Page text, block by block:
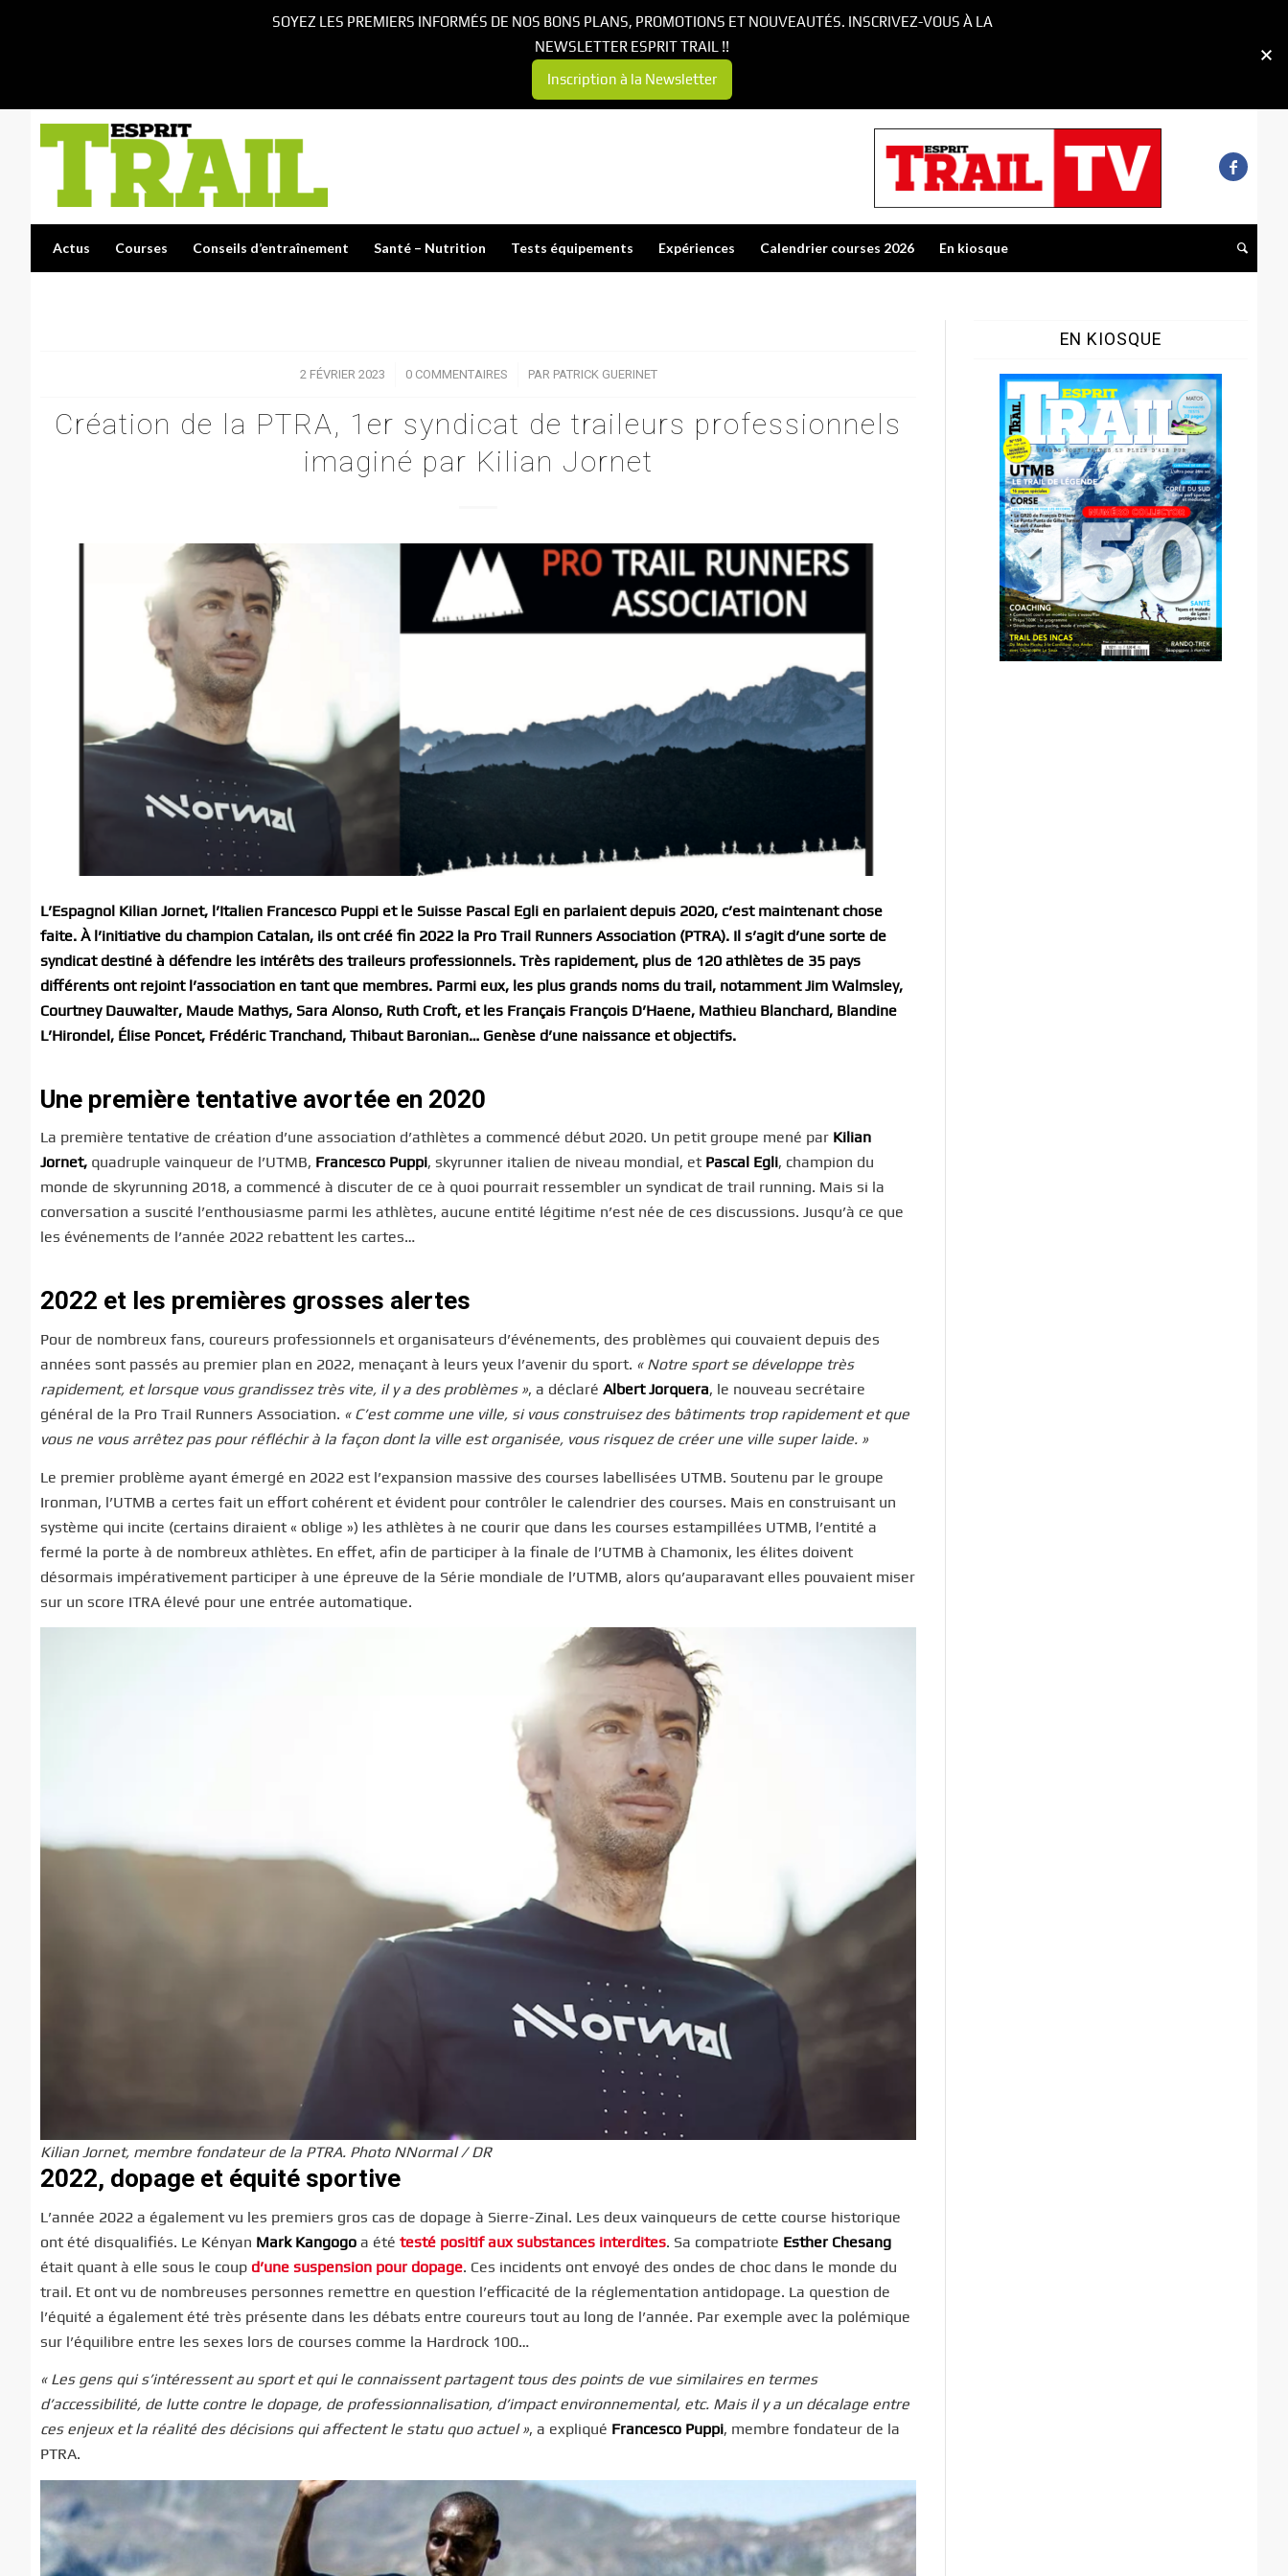
Actus Courses Conseils d’entraînement Santé – Nutrition Tests équipements Expériences Calendrier courses 2026 En kiosque
2 FÉVRIER 2023
/ 0 COMMENTAIRES
/ PAR PATRICK GUERINET
Création de la PTRA, 1er syndicat de traileurs professionnels
imaginé par Kilian Jornet
L’Espagnol Kilian Jornet, l’Italien Francesco Puppi et le Suisse Pascal Egli en parlaient depuis 2020, c’est maintenant chose
faite. À l’initiative du champion Catalan, ils ont créé fin 2022 la Pro Trail Runners Association (PTRA). Il s’agit d’une sorte de
syndicat destiné à défendre les intérêts des traileurs professionnels. Très rapidement, plus de 120 athlètes de 35 pays
différents ont rejoint l’association en tant que membres. Parmi eux, les plus grands noms du trail, notamment Jim Walmsley,
Courtney Dauwalter, Maude Mathys, Sara Alonso, Ruth Croft, et les Français François D’Haene, Mathieu Blanchard, Blandine
L’Hirondel, Élise Poncet, Frédéric Tranchand, Thibaut Baronian… Genèse d’une naissance et objectifs.
Une première tentative avortée en 2020
La première tentative de création d’une association d’athlètes a commencé début 2020. Un petit groupe mené par Kilian
Jornet, quadruple vainqueur de l’UTMB, Francesco Puppi, skyrunner italien de niveau mondial, et Pascal Egli, champion du
monde de skyrunning 2018, a commencé à discuter de ce à quoi pourrait ressembler un syndicat de trail running. Mais si la
conversation a suscité l’enthousiasme parmi les athlètes, aucune entité légitime n’est née de ces discussions. Jusqu’à ce que
les événements de l’année 2022 rebattent les cartes…
2022 et les premières grosses alertes
Pour de nombreux fans, coureurs professionnels et organisateurs d’événements, des problèmes qui couvaient depuis des
années sont passés au premier plan en 2022, menaçant à leurs yeux l’avenir du sport. « Notre sport se développe très
rapidement, et lorsque vous grandissez très vite, il y a des problèmes », a déclaré Albert Jorquera, le nouveau secrétaire
général de la Pro Trail Runners Association. « C’est comme une ville, si vous construisez des bâtiments trop rapidement et que
vous ne vous arrêtez pas pour réfléchir à la façon dont la ville est organisée, vous risquez de créer une ville super laide. »
Le premier problème ayant émergé en 2022 est l’expansion massive des courses labellisées UTMB. Soutenu par le groupe
Ironman, l’UTMB a certes fait un effort cohérent et évident pour contrôler le calendrier des courses. Mais en construisant un
système qui incite (certains diraient « oblige ») les athlètes à ne courir que dans les courses estampillées UTMB, l’entité a
fermé la porte à de nombreux athlètes. En effet, afin de participer à la finale de l’UTMB à Chamonix, les élites doivent
désormais impérativement participer à une épreuve de la Série mondiale de l’UTMB, alors qu’auparavant elles pouvaient miser
sur un score ITRA élevé pour une entrée automatique.
Kilian Jornet, membre fondateur de la PTRA. Photo NNormal / DR
2022, dopage et équité sportive
L’année 2022 a également vu les premiers gros cas de dopage à Sierre-Zinal. Les deux vainqueurs de cette course historique
ont été disqualifiés. Le Kényan Mark Kangogo a été testé positif aux substances interdites. Sa compatriote Esther Chesang
était quant à elle sous le coup d’une suspension pour dopage. Ces incidents ont envoyé des ondes de choc dans le monde du
trail. Et ont vu de nombreuses personnes remettre en question l’efficacité de la réglementation antidopage. La question de
l’équité a également été très présente dans les débats entre coureurs tout au long de l’année. Par exemple avec la polémique
sur l’équilibre entre les sexes lors de courses comme la Hardrock 100…
« Les gens qui s’intéressent au sport et qui le connaissent partagent tous des points de vue similaires en termes
d’accessibilité, de lutte contre le dopage, de professionnalisation, d’impact environnemental, etc. Mais il y a un décalage entre
ces enjeux et la réalité des décisions qui affectent le statu quo actuel », a expliqué Francesco Puppi, membre fondateur de la
PTRA.
EN KIOSQUE
SOYEZ LES PREMIERS INFORMÉS DE NOS BONS PLANS, PROMOTIONS ET NOUVEAUTÉS. INSCRIVEZ-VOUS À LA
NEWSLETTER ESPRIT TRAIL !!
Inscription à la Newsletter